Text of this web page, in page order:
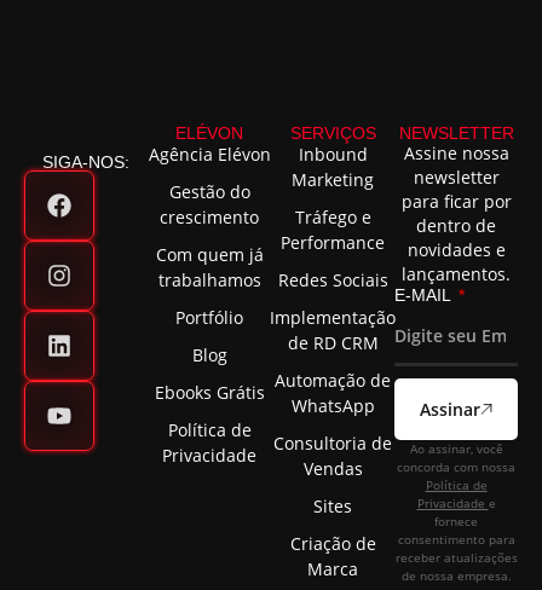
SIGA-NOS:
ELÉVON
Agência Elévon
Gestão do
crescimento
Com quem já
trabalhamos
Portfólio
Blog
Ebooks Grátis
Política de
Privacidade
SERVIÇOS
Inbound
Marketing
Tráfego e
Performance
Redes Sociais
Implementação
de RD CRM
Automação de
WhatsApp
Consultoria de
Vendas
Sites
Criação de
Marca
NEWSLETTER
Assine nossa
newsletter
para ficar por
dentro de
novidades e
lançamentos.
E-MAIL
Assinar
Ao assinar, você
concorda com nossa
Política de
Privacidade e
fornece
consentimento para
receber atualizações
de nossa empresa.